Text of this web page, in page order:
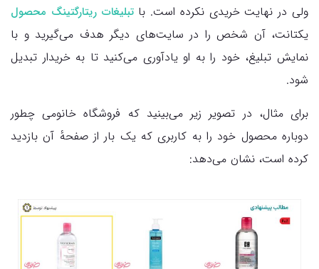
ولی در نهایت خریدی نکرده است. باتبلیغات ریتارگتینگ محصول
یکتانت، آن شخص را در سایت‌های دیگر هدف می‌گیرید و با
نمایش تبلیغ، خود را به او یادآوری می‌کنید تا به خریدار تبدیل
شود.
برای مثال، در تصویر زیر می‌بینید که فروشگاه خانومی چطور
دوباره محصول خود را به کاربری که یک بار از صفحهٔ آن بازدید
کرده است، نشان می‌دهد: